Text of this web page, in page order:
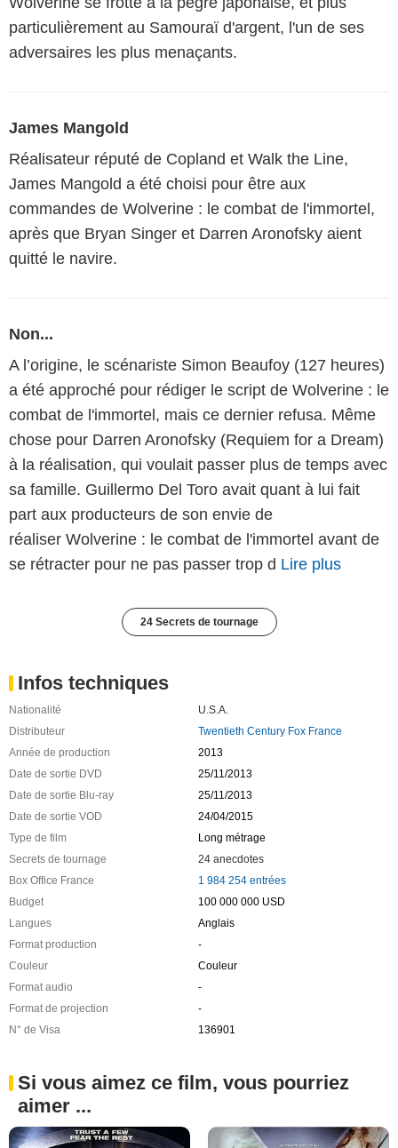
particulièrement au Samouraï d'argent, l'un de ses
adversaires les plus menaçants.
James Mangold
Réalisateur réputé de Copland et Walk the Line,
James Mangold a été choisi pour être aux
commandes de Wolverine : le combat de l'immortel,
après que Bryan Singer et Darren Aronofsky aient
quitté le navire.
Non...
A l’origine, le scénariste Simon Beaufoy (127 heures)
a été approché pour rédiger le script de Wolverine : le
combat de l'immortel, mais ce dernier refusa. Même
chose pour Darren Aronofsky (Requiem for a Dream)
à la réalisation, qui voulait passer plus de temps avec
sa famille. Guillermo Del Toro avait quant à lui fait
part aux producteurs de son envie de
réaliser Wolverine : le combat de l'immortel avant de
se rétracter pour ne pas passer trop d Lire plus
24 Secrets de tournage
Infos techniques
Nationalité
U.S.A.
Distributeur
Twentieth Century Fox France
Année de production
2013
Date de sortie DVD
25/11/2013
Date de sortie Blu-ray
25/11/2013
Date de sortie VOD
24/04/2015
Type de film
Long métrage
Secrets de tournage
24 anecdotes
Box Office France
1 984 254 entrées
Budget
100 000 000 USD
Langues
Anglais
Format production
-
Couleur
Couleur
Format audio
-
Format de projection
-
N° de Visa
136901
Si vous aimez ce film, vous pourriez
aimer ...